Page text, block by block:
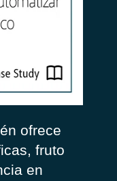
ofrece
fruto
en